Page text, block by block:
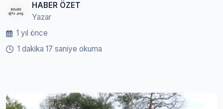
HABER ÖZET
Yazar
1 yıl önce
1 dakika 17 saniye okuma